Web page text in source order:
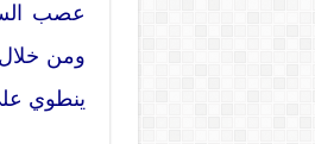
عصب
ومن خلال
ينطوي